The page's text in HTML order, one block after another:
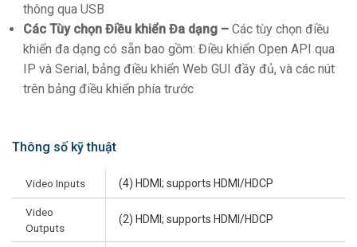
thông qua USB
Các Tùy chọn Điều khiển Đa dạng – Các tùy chọn điều
khiển đa dạng có sẵn bao gồm: Điều khiển Open API qua
IP và Serial, bảng điều khiển Web GUI đầy đủ, và các nút
trên bảng điều khiển phía trước
Thông số kỹ thuật
Video Inputs (4) HDMI; supports HDMI/HDCP
Video
Outputs
(2) HDMI; supports HDMI/HDCP